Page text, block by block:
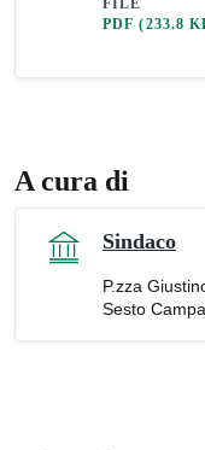
FILE
PDF(233.8
A cura di
Sindaco
P.zza
Sesto